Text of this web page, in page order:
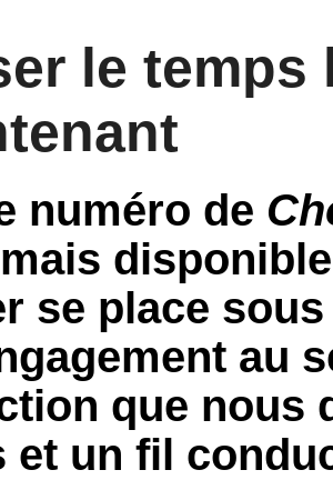
le temps
numéro de
se place
au
que nous
et un fil